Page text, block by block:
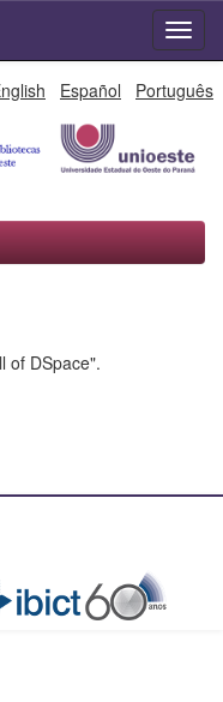
Español Português
of DSpace".